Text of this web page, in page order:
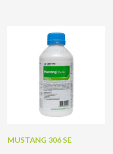
MUSTANG 306 SE